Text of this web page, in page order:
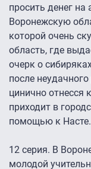
просить денег
Воронежскую
которой очень
область, где
очерк о
после
цинично отнесся
приходит в
помощью к Насте.
12 серия. В
молодой